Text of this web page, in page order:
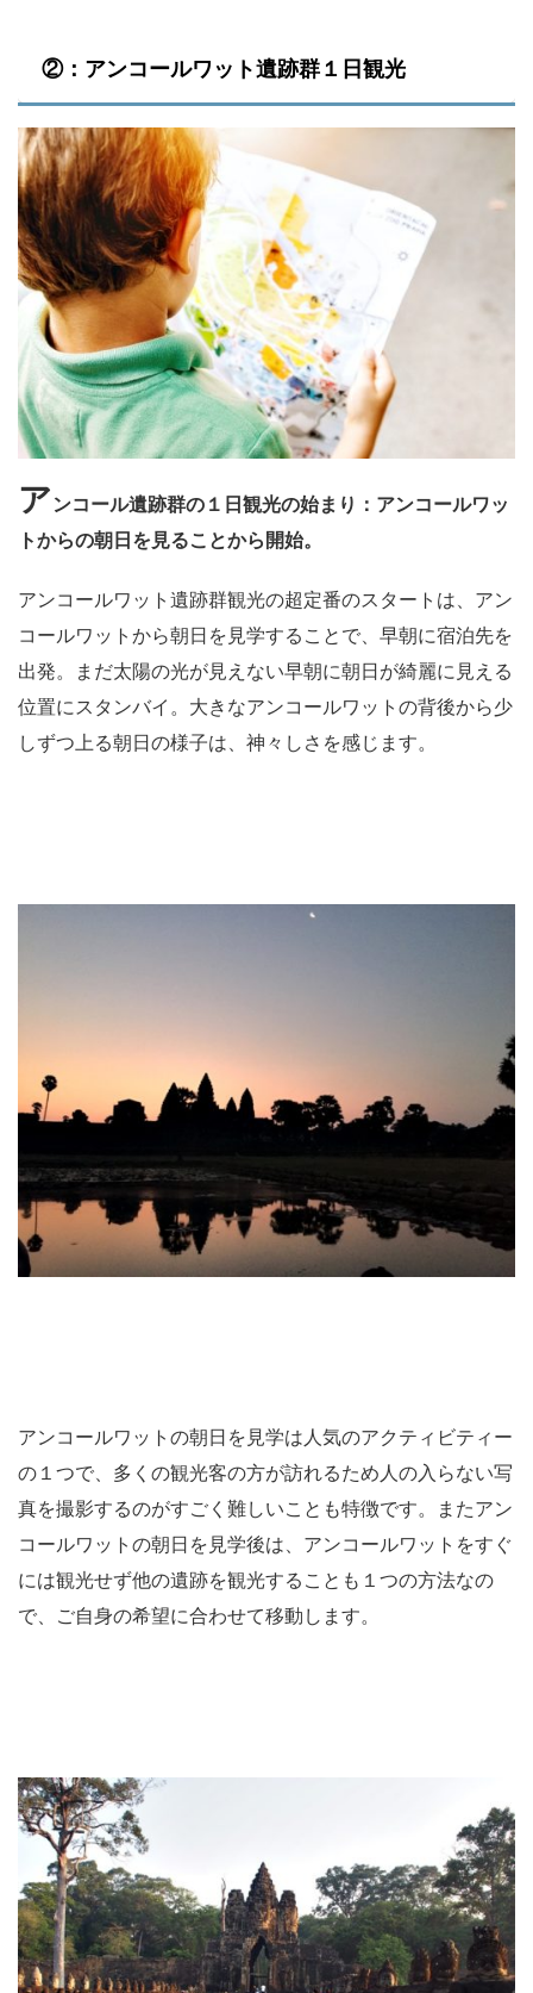
②：アンコールワット遺跡群１日観光
ア ンコール遺跡群の１日観光の始まり： アンコールワッ
トからの朝日を見ることから開始。
アンコールワット遺跡群観光の超定番のスタートは、アン
コールワットから朝日を見学することで、早朝に宿泊先を
出発。まだ太陽の光が見えない早朝に朝日が綺麗に見える
位置にスタンバイ。大きなアンコールワットの背後から少
しずつ上る朝日の様子は、神々しさを感じます。
アンコールワットの朝日を見学は人気のアクティビティー
の１つで、多くの観光客の方が訪れるため人の入らない写
真を撮影するのがすごく難しいことも特徴です。またアン
コールワットの朝日を見学後は、アンコールワットをすぐ
には観光せず他の遺跡を観光することも１つの方法なの
で、ご自身の希望に合わせて移動します。